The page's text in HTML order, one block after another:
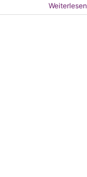
Weiterlesen